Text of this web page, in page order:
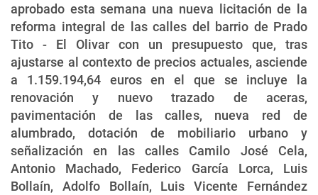
aprobado esta semana una nueva licitación de la
reforma integral de las calles del barrio de Prado
Tito - El Olivar con un presupuesto que, tras
ajustarse al contexto de precios actuales, asciende
a 1.159.194,64 euros en el que se incluye la
renovación y nuevo trazado de aceras,
pavimentación de las calles, nueva red de
alumbrado, dotación de mobiliario urbano y
señalización en las calles Camilo José Cela,
Antonio Machado, Federico García Lorca, Luis
Bollaín, Adolfo Bollaín, Luis Vicente Fernández